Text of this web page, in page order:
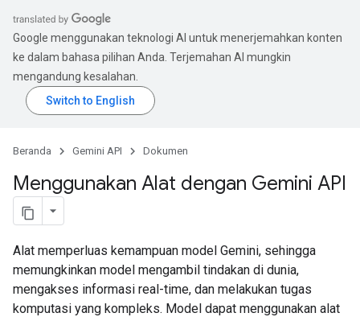
Google menggunakan teknologi AI untuk menerjemahkan konten
ke dalam bahasa pilihan Anda. Terjemahan AI mungkin
mengandung kesalahan.
Beranda Gemini API Dokumen
Menggunakan Alat dengan Gemini API
Alat memperluas kemampuan model Gemini, sehingga
memungkinkan model mengambil tindakan di dunia,
mengakses informasi real-time, dan melakukan tugas
komputasi yang kompleks. Model dapat menggunakan alat